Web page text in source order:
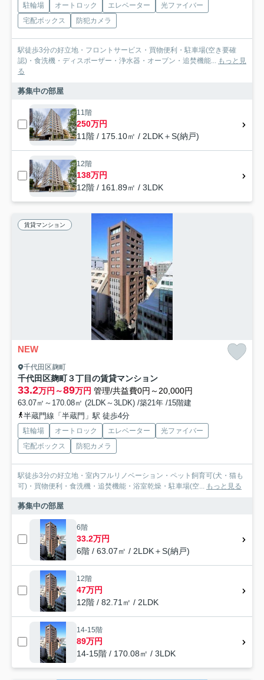
駐輪場 オートロック エレベーター
光ファイバー
宅配ボックス
防犯カメラ
駅徒歩3分の好立地・フロントサービス・買物便利・駐車場(空き要確
認)・食洗機・ディスポーザー・浄水器・オーブン・追焚機能...
もっと見
る
募集中の部屋
11階
250万円
11階 / 175.10㎡ / 2LDK＋S(納戸)
12階
138万円
12階 / 161.89㎡ / 3LDK
賃貸マンション
NEW
千代田区麹町
千代田区麹町３丁目の賃貸マンション
33.2万円～89万円 管理/共益費0円～20,000円
63.07㎡～170.08㎡ (2LDK～3LDK) /築21年 /15階建
半蔵門線「半蔵門」駅 徒歩4分
駐輪場 オートロック エレベーター
光ファイバー
宅配ボックス
防犯カメラ
駅徒歩3分の好立地・室内フルリノベーション・ペット飼育可(犬・猫も
可)・買物便利・食洗機・追焚機能・浴室乾燥・駐車場(空...
もっと見る
募集中の部屋
6階
33.2万円
6階 / 63.07㎡ / 2LDK＋S(納戸)
12階
47万円
12階 / 82.71㎡ / 2LDK
14-15階
89万円
14-15階 / 170.08㎡ / 3LDK